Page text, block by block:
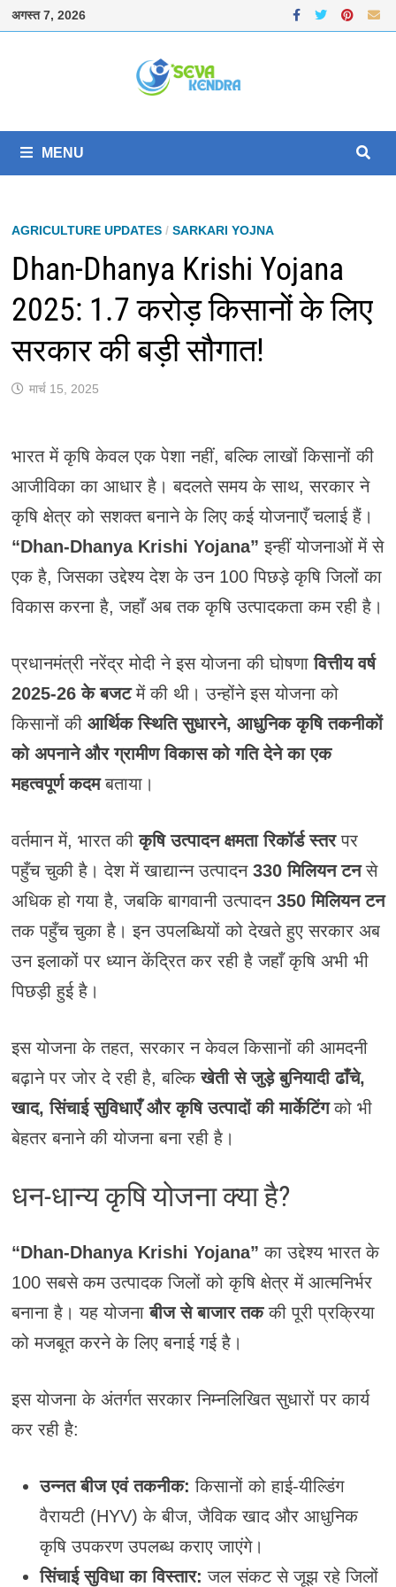
Skip
अगस्त 7, 2026
MENU
AGRICULTURE UPDATES/ SARKARI YOJNA
Dhan-Dhanya Krishi Yojana
2025: 1.7 करोड़ किसानों के लिए
सरकार की बड़ी सौगात!
मार्च 15, 2025
भारत में कृषि केवल एक पेशा नहीं, बल्कि लाखों किसानों की
आजीविका का आधार है। बदलते समय के साथ, सरकार ने
कृषि क्षेत्र को सशक्त बनाने के लिए कई योजनाएँ चलाई हैं।
“Dhan-Dhanya Krishi Yojana” इन्हीं योजनाओं में से
एक है, जिसका उद्देश्य देश के उन 100 पिछड़े कृषि जिलों का
विकास करना है, जहाँ अब तक कृषि उत्पादकता कम रही है।
प्रधानमंत्री नरेंद्र मोदी ने इस योजना की घोषणावित्तीय वर्ष
2025-26 के बजटमें की थी। उन्होंने इस योजना को
किसानों की आर्थिक स्थिति सुधारने, आधुनिक कृषि तकनीकों
को अपनाने और ग्रामीण विकास को गति देने का एक
महत्वपूर्ण कदमबताया।
वर्तमान में, भारत कीकृषि उत्पादन क्षमता रिकॉर्ड स्तरपर
पहुँच चुकी है। देश में खाद्यान्न उत्पादन 330 मिलियन टनसे
अधिक हो गया है, जबकि बागवानी उत्पादन 350 मिलियन टन
तक पहुँच चुका है। इन उपलब्धियों को देखते हुए सरकार अब
उन इलाकों पर ध्यान केंद्रित कर रही है जहाँ कृषि अभी भी
पिछड़ी हुई है।
इस योजना के तहत, सरकार न केवल किसानों की आमदनी
बढ़ाने पर जोर दे रही है, बल्किखेती से जुड़े बुनियादी ढाँचे,
खाद, सिंचाई सुविधाएँ और कृषि उत्पादों की मार्केटिंगको भी
बेहतर बनाने की योजना बना रही है।
धन-धान्य कृषि योजना क्या है?
“Dhan-Dhanya Krishi Yojana” का उद्देश्य भारत के
100 सबसे कम उत्पादक जिलों को कृषि क्षेत्र में आत्मनिर्भर
बनाना है। यह योजनाबीज से बाजार तककी पूरी प्रक्रिया
को मजबूत करने के लिए बनाई गई है।
इस योजना के अंतर्गत सरकार निम्नलिखित सुधारों पर कार्य
कर रही है:
उन्नत बीज एवं तकनीक: किसानों को हाई-यील्डिंग
वैरायटी (HYV) के बीज, जैविक खाद और आधुनिक
कृषि उपकरण उपलब्ध कराए जाएंगे।
सिंचाई सुविधा का विस्तार: जल संकट से जूझ रहे जिलों